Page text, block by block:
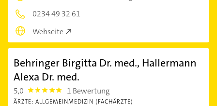
0234 49 32 61
Webseite
Behringer Birgitta Dr. med., Hallermann
Alexa Dr. med.
5,0 5.0 1 Bewertung
ÄRZTE: ALLGEMEINMEDIZIN (FACHÄRZTE)